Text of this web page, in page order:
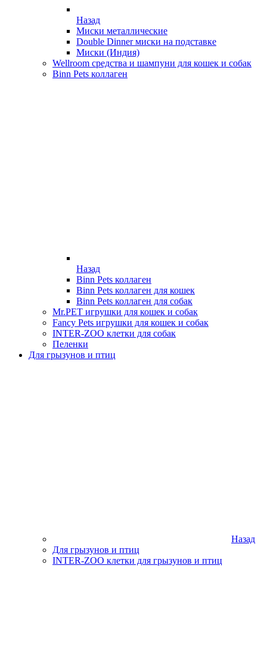
Назад
Миски металлические
Double Dinner миски на подставке
Миски (Индия)
Wellroom средства и шампуни для кошек и собак
Binn Pets коллаген
Назад
Binn Pets коллаген
Binn Pets коллаген для кошек
Binn Pets коллаген для собак
Mr.PET игрушки для кошек и собак
Fancy Pets игрушки для кошек и собак
INTER-ZOO клетки для собак
Пеленки
Для грызунов и птиц
Назад
Для грызунов и птиц
INTER-ZOO клетки для грызунов и птиц